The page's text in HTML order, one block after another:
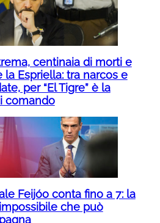
centinaia di morti e
la Espriella: tra narcos e
per “El Tigre” è la
comando
Feijóo conta fino a 7: la
che può